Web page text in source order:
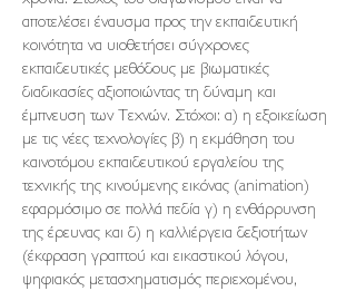
αποτελέσει έναυσμα προς την εκπαιδευτική
κοινότητα να υιοθετήσει σύγχρονες
εκπαιδευτικές μεθόδους με βιωματικές
διαδικασίες αξιοποιώντας τη δύναμη και
έμπνευση των Τεχνών. Στόχοι: α) η εξοικείωση
με τις νέες τεχνολογίες β) η εκμάθηση του
καινοτόμου εκπαιδευτικού εργαλείου της
τεχνικής της κινούμενης εικόνας (animation)
εφαρμόσιμο σε πολλά πεδία γ) η ενθάρρυνση
της έρευνας και δ) η καλλιέργεια δεξιοτήτων
(έκφραση γραπτού και εικαστικού λόγου,
ψηφιακός μετασχηματισμός περιεχομένου,